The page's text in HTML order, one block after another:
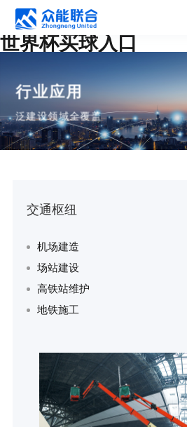
世界杯买球入口
行业应用
泛建设领域全覆盖
交通枢纽
机场建造
场站建设
高铁站维护
地铁施工